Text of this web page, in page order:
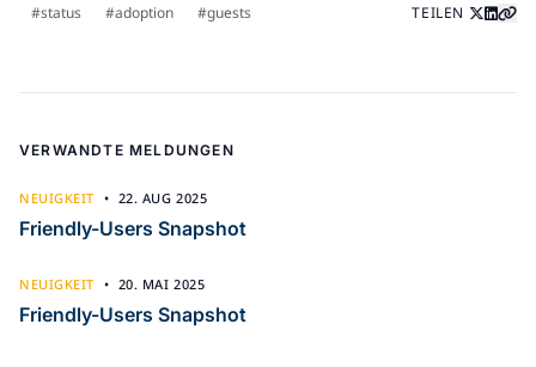
status adoption guests TEILEN
VERWANDTE MELDUNGEN
NEUIGKEIT • 22. AUG 2025
Friendly-Users Snapshot
NEUIGKEIT • 20. MAI 2025
Friendly-Users Snapshot